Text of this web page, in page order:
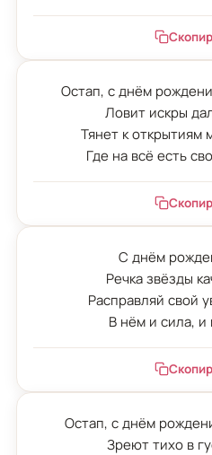
Остап, с днём
Ловит искры
Тянет к
Где на всё есть
С днём
Речка звёзды
Расправляй свой
В нём и сила, и
Остап, с днём
Зреют тихо в